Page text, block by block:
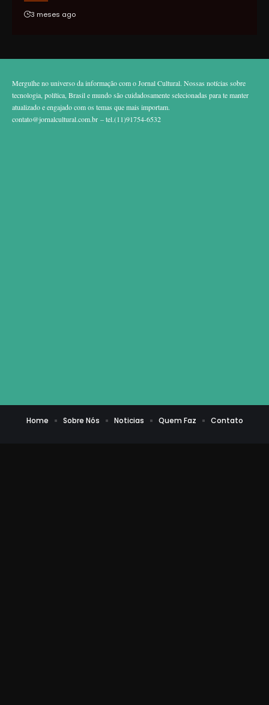
3 meses ago
Mergulhe no universo da informação com o Jornal Cultural. Nossas notícias sobre
tecnologia, política, Brasil e mundo são cuidadosamente selecionadas para te manter
atualizado e engajado com os temas que mais importam.
contato@jornalcultural.com.br – tel.(11)91754-6532
Home Sobre Nós Noticias Quem Faz Contato